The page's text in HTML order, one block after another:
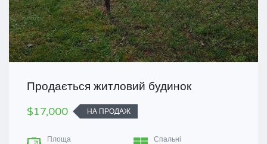
Продається житловий будинок
$17,000
НА ПРОДАЖ
Площа Спальні